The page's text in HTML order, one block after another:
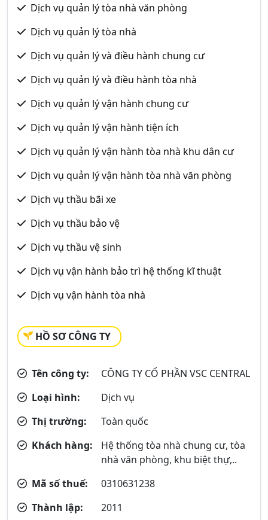
Dịch vụ quản lý tòa nhà văn phòng
Dịch vụ quản lý tòa nhà
Dịch vụ quản lý và điều hành chung cư
Dịch vụ quản lý và điều hành tòa nhà
Dịch vụ quản lý vận hành chung cư
Dịch vụ quản lý vận hành tiện ích
Dịch vụ quản lý vận hành tòa nhà khu dân cư
Dịch vụ quản lý vận hành tòa nhà văn phòng
Dịch vụ thầu bãi xe
Dịch vụ thầu bảo vệ
Dịch vụ thầu vệ sinh
Dịch vụ vận hành bảo trì hệ thống kĩ thuật
Dịch vụ vận hành tòa nhà
HỒ SƠ CÔNG TY
Tên công ty:
CÔNG TY CỔ PHẦN VSC CENTRAL
Loại hình:
Dịch vụ
Thị trường:
Toàn quốc
Khách hàng:
Hệ thống tòa nhà chung cư, tòa
nhà văn phòng, khu biệt thự,..
Mã số thuế:
0310631238
Thành lập:
2011